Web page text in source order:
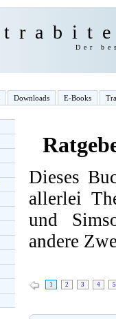
Der
Downloads E-Books
Dieses
allerlei
und
andere
1 2 3 4 5